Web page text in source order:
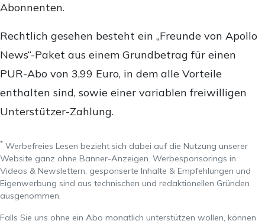
Abonnenten.
Rechtlich gesehen besteht ein „Freunde von Apollo
News“-Paket aus einem Grundbetrag für einen
PUR-Abo von 3,99 Euro, in dem alle Vorteile
enthalten sind, sowie einer variablen freiwilligen
Unterstützer-Zahlung.
* Werbefreies Lesen bezieht sich dabei auf die Nutzung unserer
Website ganz ohne Banner-Anzeigen. Werbesponsorings in
Videos & Newslettern, gesponserte Inhalte & Empfehlungen und
Eigenwerbung sind aus technischen und redaktionellen Gründen
ausgenommen.
Falls Sie uns ohne ein Abo monatlich unterstützen wollen, können